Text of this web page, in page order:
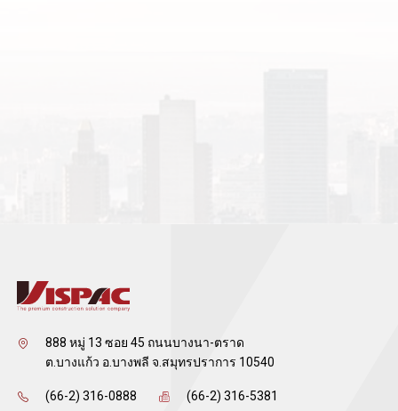
888 หมู่ 13 ซอย 45 ถนนบางนา-ตราด
ต.บางแก้ว อ.บางพลี จ.สมุทรปราการ 10540
(66-2) 316-0888 (66-2) 316-5381